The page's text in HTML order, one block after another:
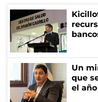
Un
que
el